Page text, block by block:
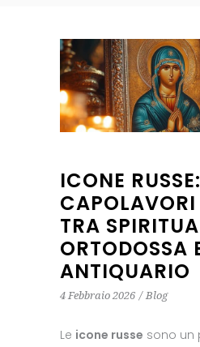
ICONE RUSSE:
TRA
ORTODOSSA
ANTIQUARIO
4 Febbraio 2026 Blog
Le icone russe sono un